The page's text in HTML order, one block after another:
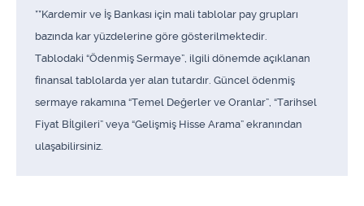
**Kardemir ve İş Bankası için mali tablolar pay grupları
bazında kar yüzdelerine göre gösterilmektedir.
Tablodaki “Ödenmiş Sermaye”, ilgili dönemde açıklanan
finansal tablolarda yer alan tutardır. Güncel ödenmiş
sermaye rakamına “Temel Değerler ve Oranlar”, “Tarihsel
Fiyat Bİlgileri” veya “Gelişmiş Hisse Arama” ekranından
ulaşabilirsiniz.